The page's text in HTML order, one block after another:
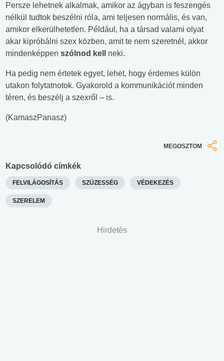
Persze lehetnek alkalmak, amikor az ágyban is feszengés
nélkül tudtok beszélni róla, ami teljesen normális, és van,
amikor elkerülhetetlen. Például, ha a társad valami olyat
akar kipróbálni szex közben, amit te nem szeretnél, akkor
mindenképpen szólnod kell neki.
Ha pedig nem értetek egyet, lehet, hogy érdemes külön
utakon folytatnotok. Gyakorold a kommunikációt minden
téren, és beszélj a szexről – is.
(KamaszPanasz)
MEGOSZTOM
Kapcsolódó címkék
FELVILÁGOSÍTÁS SZÜZESSÉG VÉDEKEZÉS
SZERELEM
Hirdetés